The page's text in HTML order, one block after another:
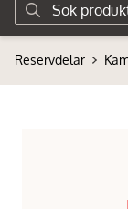
Reservdelar